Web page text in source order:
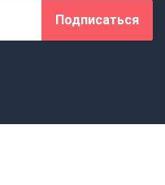
Подписаться